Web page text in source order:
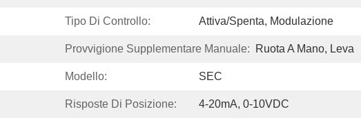
Tipo Di Controllo: Attiva/spenta, Modulazione
Provvigione Supplementare Manuale: Ruota A Mano, Leva
Modello: SEC
Risposte Di Posizione: 4-20mA, 0-10VDC